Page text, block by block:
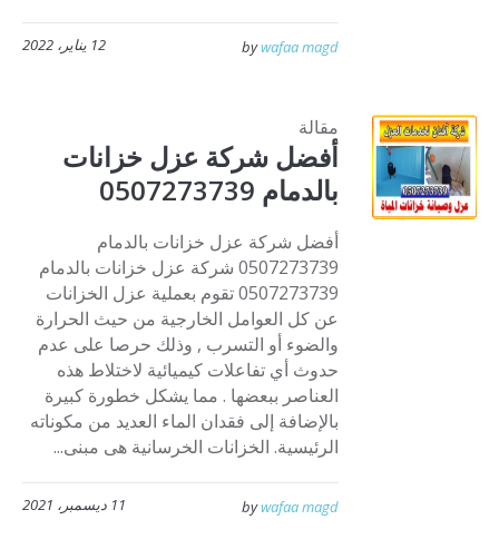
12 يناير، 2022 bywafaa magd
مقالة
أفضل شركة عزل خزانات
بالدمام 0507273739
أفضل شركة عزل خزانات بالدمام
0507273739 شركة عزل خزانات بالدمام
0507273739 تقوم بعملية عزل الخزانات
عن كل العوامل الخارجية من حيث الحرارة
والضوء أو التسرب , وذلك حرصا على عدم
حدوث أي تفاعلات كيميائية لاختلاط هذه
العناصر ببعضها . مما يشكل خطورة كبيرة
بالإضافة إلى فقدان الماء العديد من مكوناته
الرئيسية. الخزانات الخرسانية هى مبنى...
11 ديسمبر، 2021 bywafaa magd